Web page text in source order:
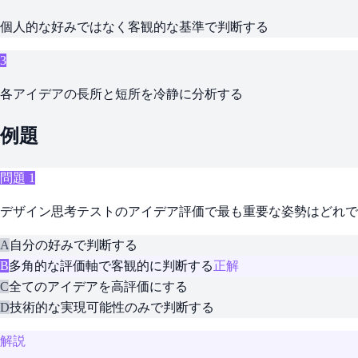
個人的な好みではなく客観的な基準で判断する
3
各アイデアの長所と短所を冷静に分析する
例題
問題 1
デザイン思考テストのアイデア評価で最も重要な姿勢はどれ
A 自分の好みで判断する
B多角的な評価軸で客観的に判断する正解
C全てのアイデアを高評価にする
D技術的な実現可能性のみで判断する
解説